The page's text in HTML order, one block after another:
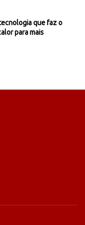
que faz o
para mais